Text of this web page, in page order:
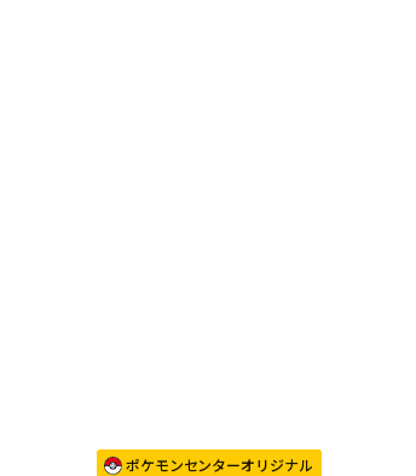
ポケモンセンターオリジナル